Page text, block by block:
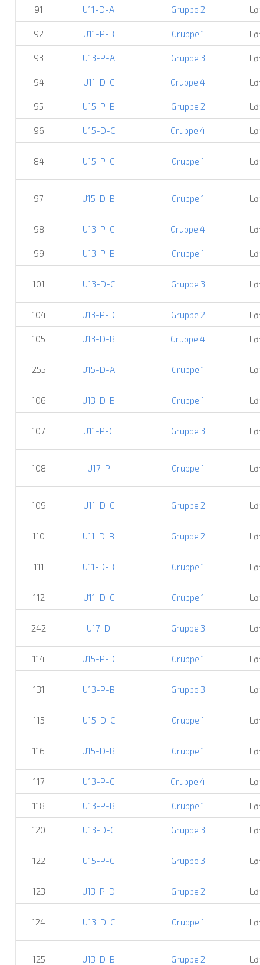
91 U11-D-A Gruppe 2
92 U11-P-B Gruppe 1
93 U13-P-A Gruppe 3
94 U11-D-C Gruppe 4
95 U15-P-B Gruppe 2
96 U15-D-C Gruppe 4
84 U15-P-C Gruppe 1
97 U15-D-B Gruppe 1
98 U13-P-C Gruppe 4
99 U13-P-B Gruppe 1
101 U13-D-C Gruppe 3
104 U13-P-D Gruppe 2
105 U13-D-B Gruppe 4
255 U15-D-A Gruppe 1
106 U13-D-B Gruppe 1
107 U11-P-C Gruppe 3
108 U17-P Gruppe 1
109 U11-D-C Gruppe 2
110 U11-D-B Gruppe 2
111 U11-D-B Gruppe 1
112 U11-D-C Gruppe 1
242 U17-D Gruppe 3
114 U15-P-D Gruppe 1
131 U13-P-B Gruppe 3
115 U15-D-C Gruppe 1
116 U15-D-B Gruppe 1
117 U13-P-C Gruppe 4
118 U13-P-B Gruppe 1
120 U13-D-C Gruppe 3
122 U15-P-C Gruppe 3
123 U13-P-D Gruppe 2
124 U13-D-C Gruppe 1
125 U13-D-B Gruppe 2